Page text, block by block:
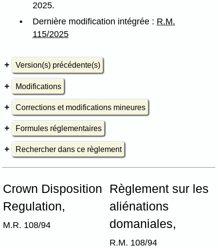
2025.
Dernière modification intégrée : R.M.
115/2025
Version(s) précédente(s)
Modifications
Corrections et modifications mineures
Formules réglementaires
Rechercher dans ce règlement
Crown Disposition
Regulation,
M.R. 108/94
Règlement sur les
aliénations
domaniales,
R.M. 108/94